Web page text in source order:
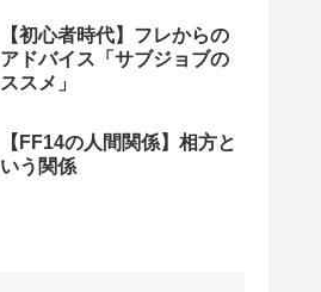
【初心者時代】フレからの
アドバイス「サブジョブの
ススメ」
【FF14の人間関係】相方と
いう関係